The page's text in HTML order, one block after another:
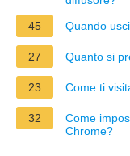
45
Quando
27 Quanto si
23 Come ti
32
Come
Chrome?